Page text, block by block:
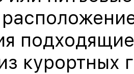
курортных